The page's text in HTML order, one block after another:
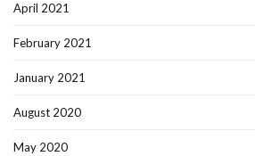
April 2021
February 2021
January 2021
August 2020
May 2020